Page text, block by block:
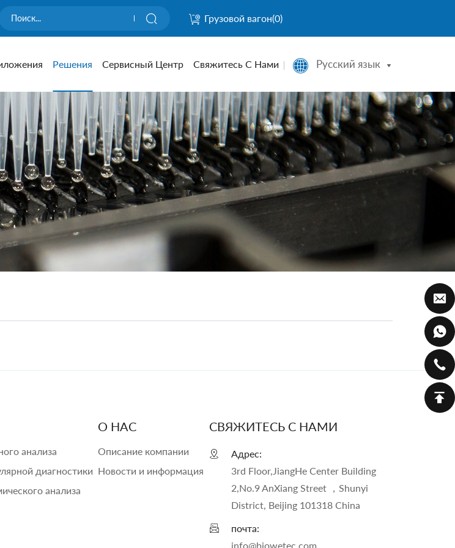
Грузовой вагон(0)
Решения Сервисный Центр Свяжитесь С Нами Русский язык
анализа
диагностики
анализа
О НАС
Описание компании
Новости и информация
СВЯЖИТЕСЬ С НАМИ
Адрес:
3rd Floor,JiangHe Center Building
2,No.9 AnXiang Street ，Shunyi
District, Beijing 101318 China
почта:
info@biowetec.com